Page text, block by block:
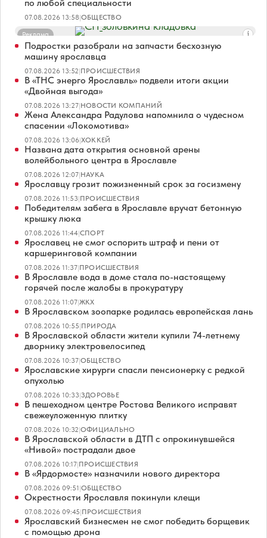
по любой специальности
07.08.2026 13:58|ОБЩЕСТВО
Реклама
Подростки разобрали на запчасти бесхозную
машину ярославца
07.08.2026 13:52|ПРОИСШЕСТВИЯ
В «ТНС энерго Ярославль» подвели итоги акции
«Двойная выгода»
07.08.2026 13:27|НОВОСТИ КОМПАНИЙ
Жена Александра Радулова напомнила о чудесном
спасении «Локомотива»
07.08.2026 13:06|ХОККЕЙ
Названа дата открытия основной арены
волейбольного центра в Ярославле
07.08.2026 12:07|НАУКА
Ярославцу грозит пожизненный срок за госизмену
07.08.2026 11:53|ПРОИСШЕСТВИЯ
Победителям забега в Ярославле вручат бетонную
крышку люка
07.08.2026 11:44|СПОРТ
Ярославец не смог оспорить штраф и пени от
каршеринговой компании
07.08.2026 11:37|ПРОИСШЕСТВИЯ
В Ярославле вода в доме стала по-настоящему
горячей после жалобы в прокуратуру
07.08.2026 11:07|ЖКХ
В Ярославском зоопарке родилась европейская лань
07.08.2026 10:55|ПРИРОДА
В Ярославской области жители купили 74-летнему
дворнику электровелосипед
07.08.2026 10:37|ОБЩЕСТВО
Ярославские хирурги спасли пенсионерку с редкой
опухолью
07.08.2026 10:33|ЗДОРОВЬЕ
В пешеходном центре Ростова Великого исправят
свежеуложенную плитку
07.08.2026 10:32|ОФИЦИАЛЬНО
В Ярославской области в ДТП с опрокинувшейся
«Нивой» пострадали двое
07.08.2026 10:17|ПРОИСШЕСТВИЯ
В «Ярдормосте» назначили нового директора
07.08.2026 09:51|ОБЩЕСТВО
Окрестности Ярославля покинули клещи
07.08.2026 09:45|ПРОИСШЕСТВИЯ
Ярославский бизнесмен не смог победить борщевик
с помощью дрона